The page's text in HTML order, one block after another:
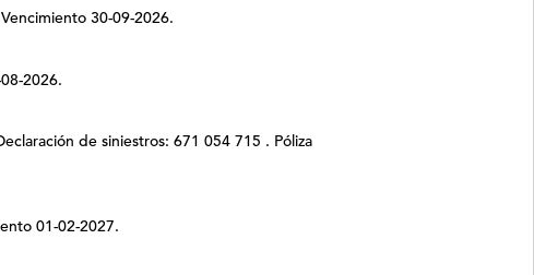
30-09-2026.
2026.
de siniestros: 671 054 715 . Póliza
01-02-2027.